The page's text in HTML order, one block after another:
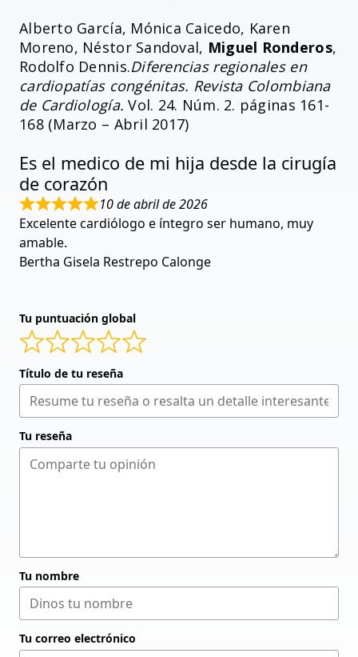
Alberto García, Mónica Caicedo, Karen
Moreno, Néstor Sandoval, Miguel Ronderos,
Rodolfo Dennis.Diferencias regionales en
cardiopatías congénitas. Revista Colombiana
de Cardiología. Vol. 24. Núm. 2. páginas 161-
168 (Marzo – Abril 2017)
Es el medico de mi hija desde la cirugía
de corazón
10 de abril de 2026
Excelente cardiólogo e íntegro ser humano, muy
amable.
Bertha Gisela Restrepo Calonge
Tu puntuación global
Título de tu reseña
Tu reseña
Tu nombre
Tu correo electrónico